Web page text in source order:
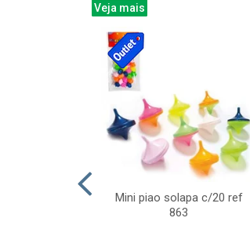
Veja mais
Mini piao solapa c/20 ref
863